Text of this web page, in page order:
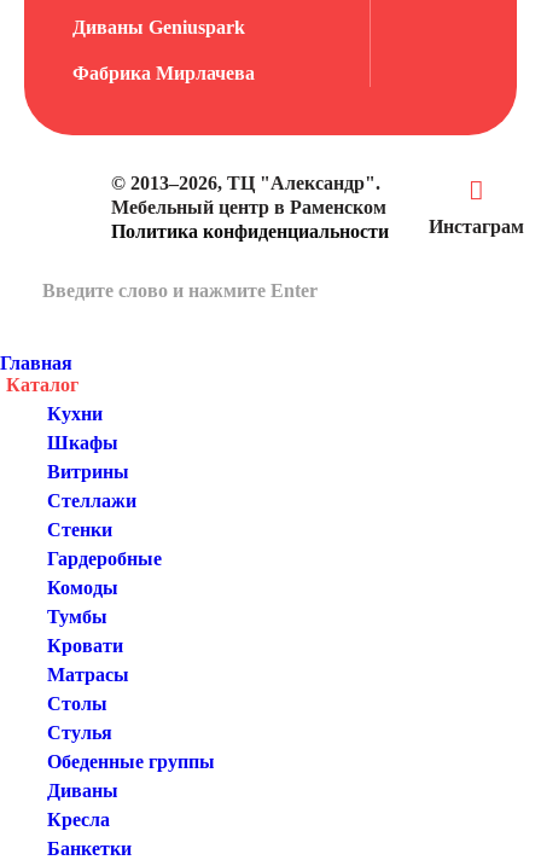
Диваны Geniuspark
Фабрика Мирлачева
© 2013–2026, ТЦ "Александр".
Мебельный центр в Раменском
Политика конфиденциальности
Инстаграм
Главная
Каталог
Кухни
Шкафы
Витрины
Стеллажи
Стенки
Гардеробные
Комоды
Тумбы
Кровати
Матрасы
Столы
Стулья
Обеденные группы
Диваны
Кресла
Банкетки